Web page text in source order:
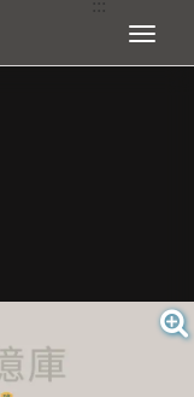
展開選單